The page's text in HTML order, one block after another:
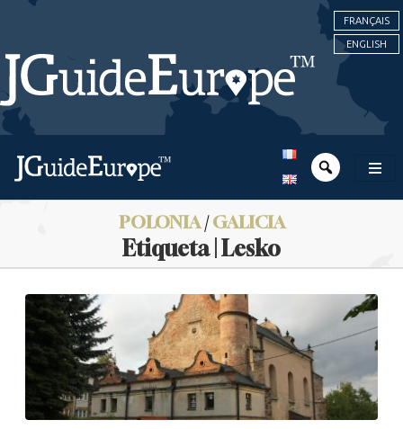
FRANÇAIS
ENGLISH
POLONIA/GALICIA
Etiqueta | Lesko